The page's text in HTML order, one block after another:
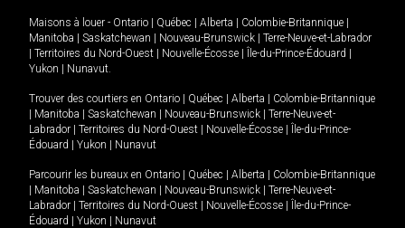
Maisons à louer - Ontario Québec Alberta Colombie-Britannique
Manitoba
Saskatchewan Nouveau-Brunswick
Terre-Neuve-et-Labrador
Territoires du Nord-Ouest Nouvelle-Écosse Île-du-Prince-Édouard
Yukon
Nunavut.
Trouver des courtiers en Ontario Québec Alberta
Colombie-Britannique
Manitoba Saskatchewan Nouveau-Brunswick
Terre-Neuve-et-
Labrador
Territoires du Nord-Ouest Nouvelle-Écosse
Île-du-Prince-
Édouard
Yukon Nunavut
Parcourir les bureaux en Ontario Québec Alberta
Colombie-Britannique
Manitoba Saskatchewan Nouveau-Brunswick
Terre-Neuve-et-
Labrador
Territoires du Nord-Ouest Nouvelle-Écosse
Île-du-Prince-
Édouard
Yukon Nunavut